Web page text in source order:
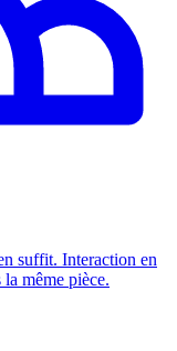
suffit. Interaction en
même pièce.